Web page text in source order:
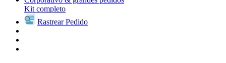
Kit completo
Rastrear Pedido